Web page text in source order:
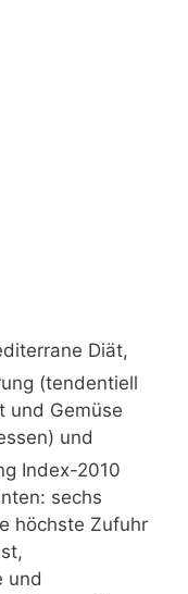
Diät,
(tendentiell
und Gemüse
und
Index-2010
sechs
höchste Zufuhr
und